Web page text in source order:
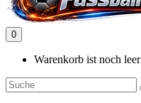
0
Warenkorb ist noch leer